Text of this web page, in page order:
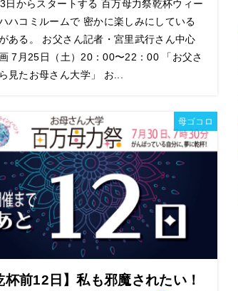
日からスタートする 百万母力祭乾杯ウィー
ハコミルームで 密かに楽しみにしている
ある。 お父さん記者・宮里武行さん中心
7月25日（土）20：00〜22：00 「お父さ
見たお母さん大学」 お...
母ゴコロ
杯前12日】私も邪魔されたい！